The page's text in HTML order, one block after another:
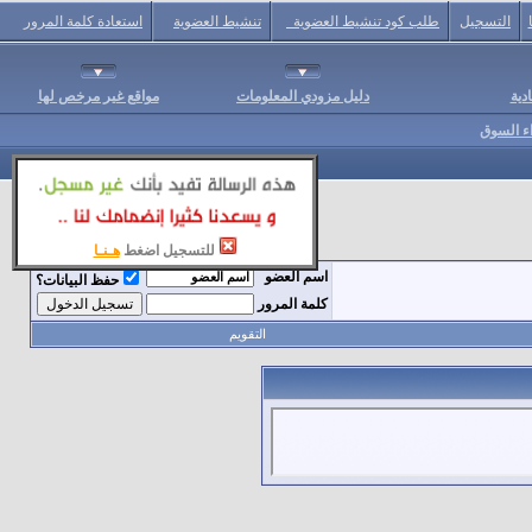
للتسجيل اضغط هـنـا
التسجيل طلب كود تنشيط العضوية تنشيط العضوية استعادة كلمة المرور
دليل مزودي المعلومات مواقع غير مرخص لها
السوق
اسم العضو
حفظ البيانات؟
كلمة المرور
التقويم